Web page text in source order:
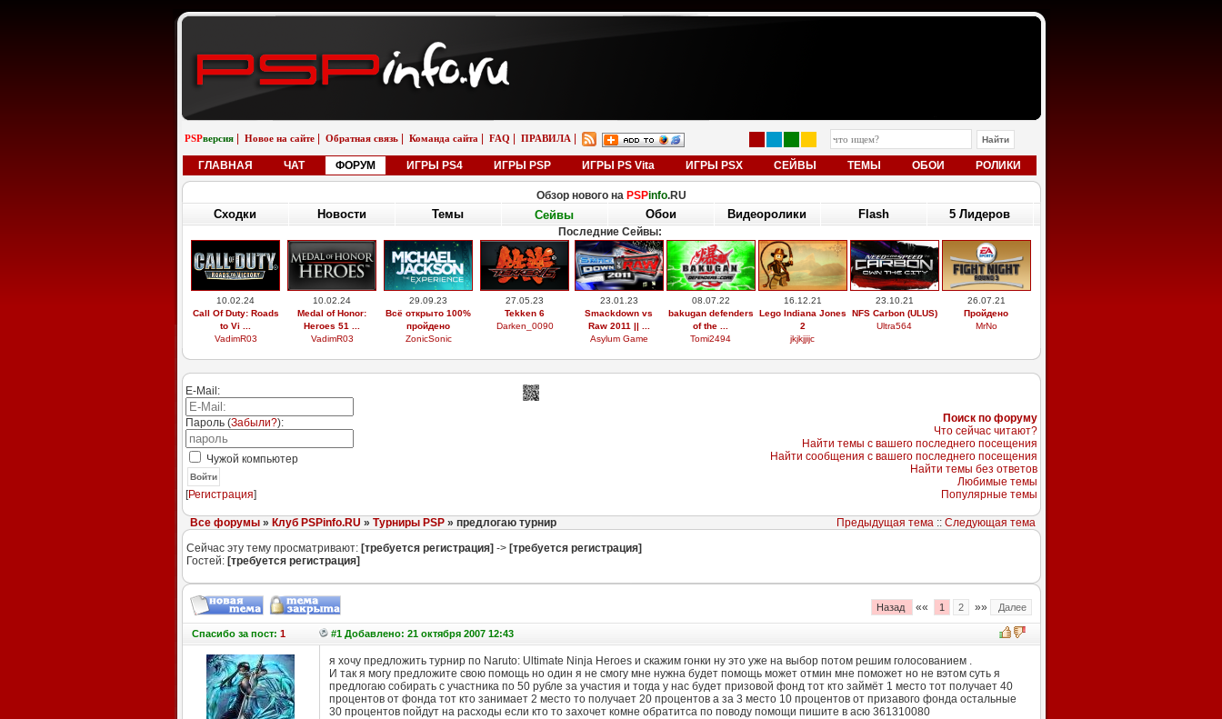
PSPверсия Новое на сайте Обратная связь Команда сайта FAQ ПРАВИЛА
ГЛАВНАЯ ЧАТ ФОРУМ ИГРЫ PS4 ИГРЫ PSP ИГРЫ PS Vita ИГРЫ PSX СЕЙВЫ ТЕМЫ ОБОИ РОЛИКИ
Обзор нового на PSPinfo.RU
Сходки Новости Темы Сейвы Обои Видеоролики Flash 5 Лидеров
Последние Сейвы:
10.02.24
Call Of Duty: Roads
to Vi ...
VadimR03
10.02.24
Medal of Honor:
Heroes 51 ...
VadimR03
29.09.23
Всё открыто 100%
пройдено
ZonicSonic
27.05.23
Tekken 6
Darken_0090
23.01.23
Smackdown vs
Raw 2011 || ...
Asylum Game
08.07.22
bakugan defenders
of the ...
Tomi2494
16.12.21
Lego Indiana Jones
2
jkjkjjijc
23.10.21
NFS Carbon (ULUS)
Ultra564
26.07.21
Пройдено
MrNo
E-Mail:
Пароль (Забыли?):
Чужой компьютер
Войти
[Регистрация]
Поиск по форуму
Что сейчас читают?
Найти темы с вашего последнего посещения
Найти сообщения с вашего последнего посещения
Найти темы без ответов
Любимые темы
Популярные темы
Все форумы» Клуб PSPinfo.RU » Турниры PSP» предлогаю турнир Предыдущая тема:: Следующая тема
Сейчас эту тему просматривают: [требуется регистрация] -> [требуется регистрация]
Гостей: [требуется регистрация]
Назад «« 1 2 »» Далее
Спасибоза пост: 1 #1 Добавлено: 21 октября 2007 12:43
я хочу предложить турнир по Naruto: Ultimate Ninja Heroes и скажим гонки ну это уже на выбор потом решим голосованием .
И так я могу предложите свою помощь но один я не смогу мне нужна будет помощь может отмин мне поможет но не вэтом суть я
предлогаю собирать с участника по 50 рубле за участия и тогда у нас будет призовой фонд тот кто займёт 1 место тот получает 40
процентов от фонда тот кто занимает 2 место то получает 20 процентов а за 3 место 10 процентов от призавого фонда остальные
30 процентов пойдут на расходы если кто то захочет комне обратитса по поводу помощи пишите в асю 361310080